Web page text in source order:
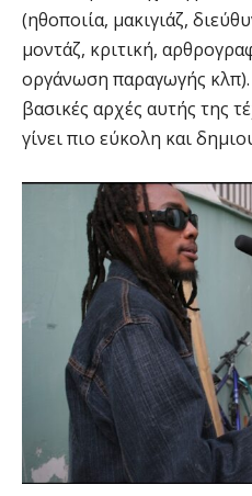
(ηθοποιία, μακιγιάζ,
μοντάζ, κριτική,
οργάνωση παραγωγής κλπ).
βασικές αρχές αυτής της
γίνει πιο εύκολη και